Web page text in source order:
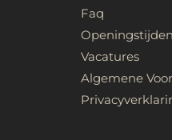
Faq
Openingstijden
Vacatures
Algemene